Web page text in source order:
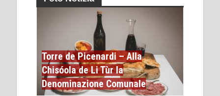
Torre de Picenardi – Alla
Chisóola de Li Tùr la
Denominazione Comunale